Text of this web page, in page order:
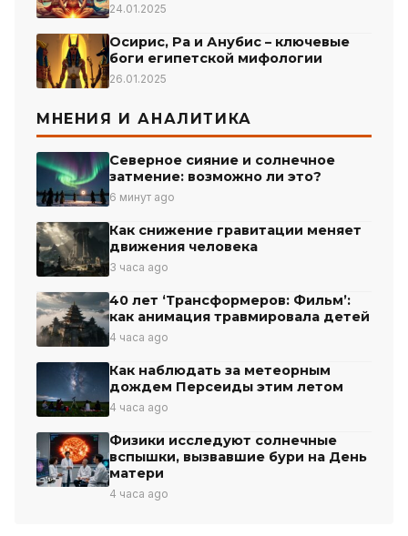
24.01.2025
Осирис, Ра и Анубис – ключевые
боги египетской мифологии
26.01.2025
МНЕНИЯ И АНАЛИТИКА
Северное сияние и солнечное
затмение: возможно ли это?
6 минут ago
Как снижение гравитации меняет
движения человека
3 часа ago
40 лет ‘Трансформеров: Фильм’:
как анимация травмировала детей
4 часа ago
Как наблюдать за метеорным
дождем Персеиды этим летом
4 часа ago
Физики исследуют солнечные
вспышки, вызвавшие бури на День
матери
4 часа ago